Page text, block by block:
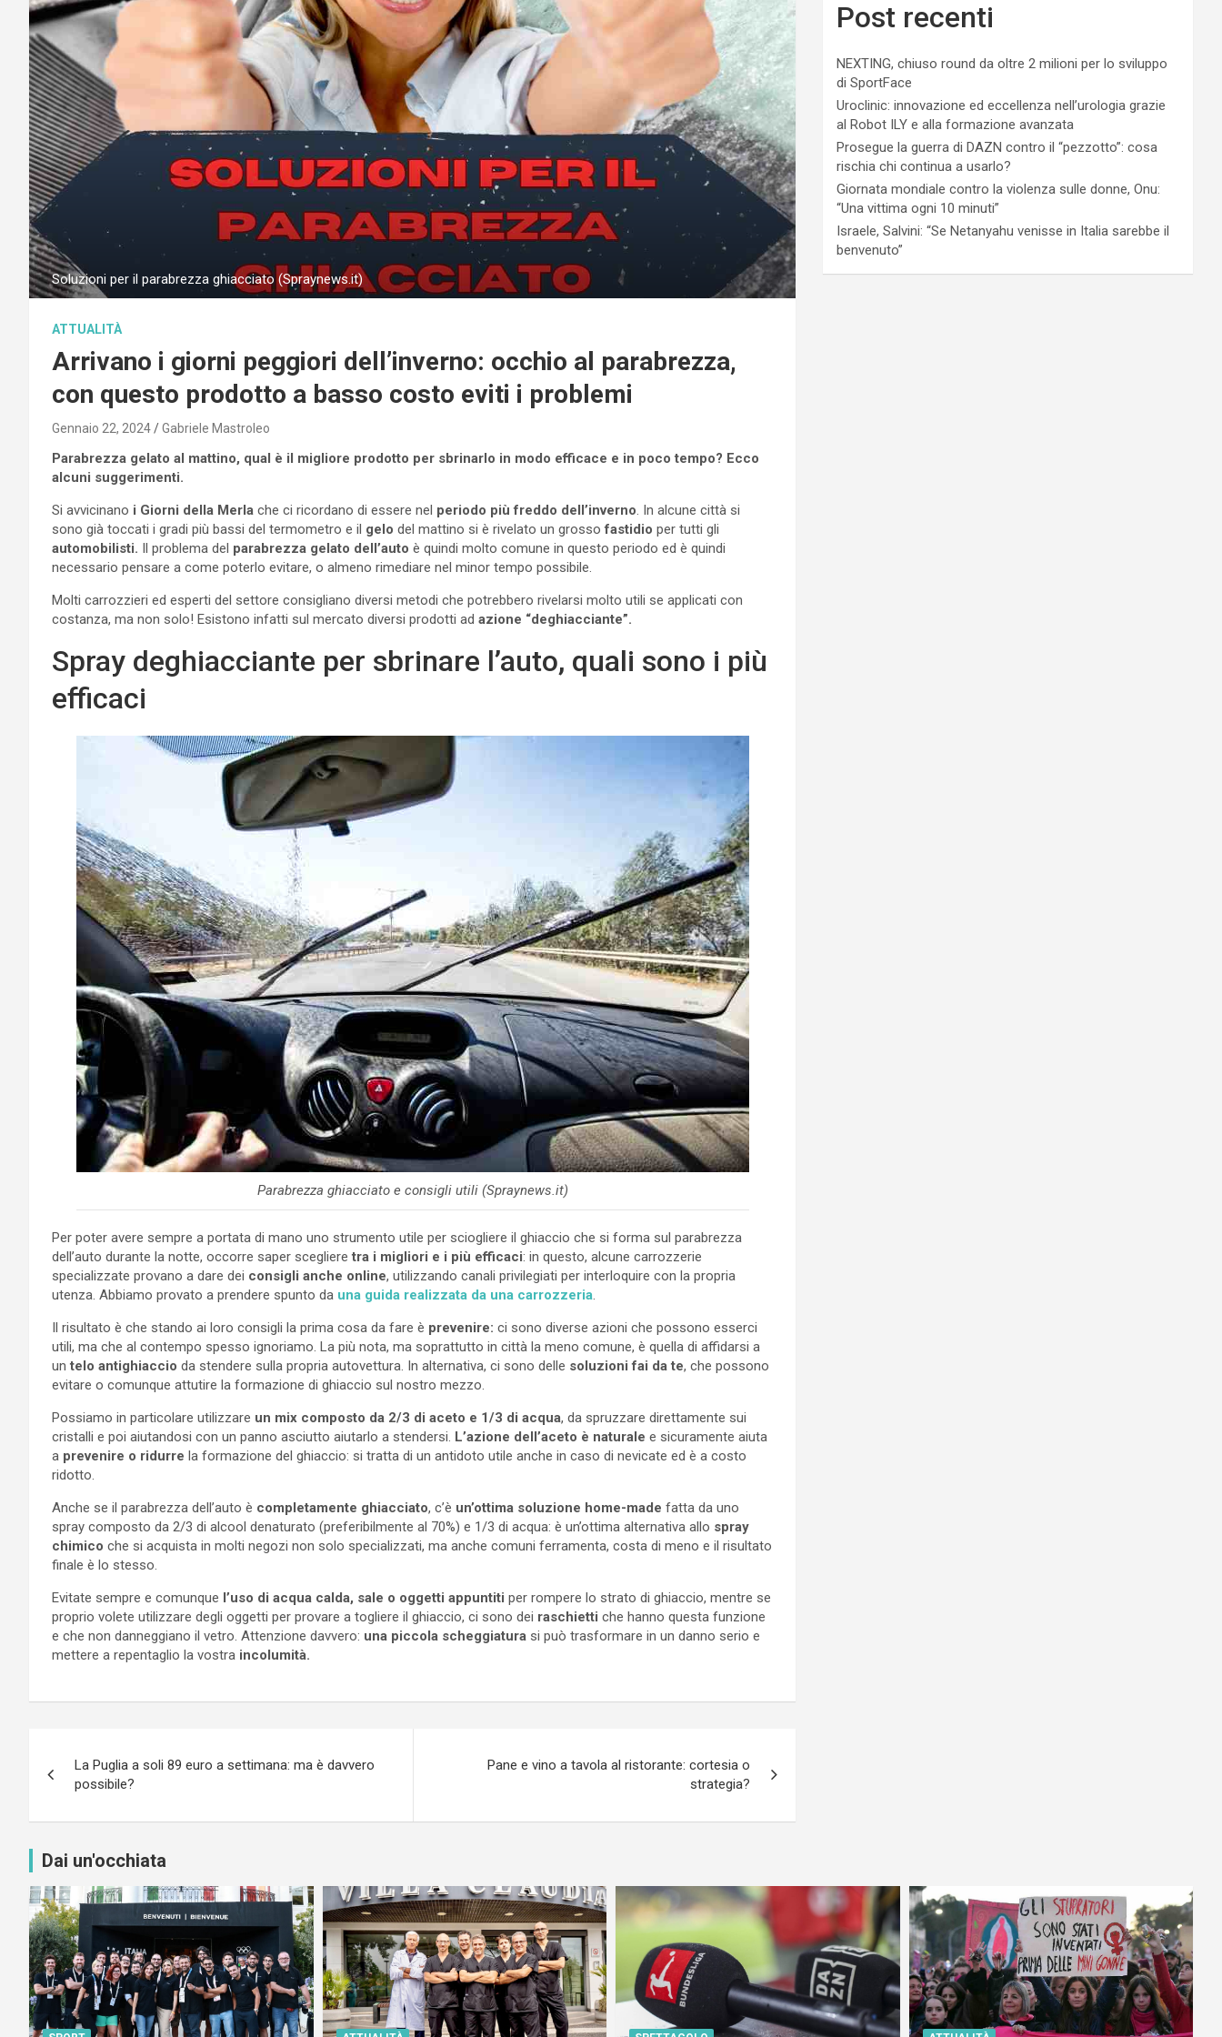
Soluzioni per il parabrezza ghiacciato (Spraynews.it)
ATTUALITÀ
Arrivano i giorni peggiori dell’inverno: occhio al parabrezza,
con questo prodotto a basso costo eviti i problemi
Gennaio 22, 2024 Gabriele Mastroleo
Parabrezza gelato al mattino, qual è il migliore prodotto per sbrinarlo in modo efficace e in poco tempo? Ecco
alcuni suggerimenti.
Si avvicinano i Giorni della Merla che ci ricordano di essere nel periodo più freddo dell’inverno . In alcune città si
sono già toccati i gradi più bassi del termometro e il gelo del mattino si è rivelato un grossofastidio per tutti gli
automobilisti. Il problema del parabrezza gelato dell’auto è quindi molto comune in questo periodo ed è quindi
necessario pensare a come poterlo evitare, o almeno rimediare nel minor tempo possibile.
Molti carrozzieri ed esperti del settore consigliano diversi metodi che potrebbero rivelarsi molto utili se applicati con
costanza, ma non solo! Esistono infatti sul mercato diversi prodotti ad azione “deghiacciante”.
Spray deghiacciante per sbrinare l’auto, quali sono i più
efficaci
Parabrezza ghiacciato e consigli utili (Spraynews.it)
Per poter avere sempre a portata di mano uno strumento utile per sciogliere il ghiaccio che si forma sul parabrezza
dell’auto durante la notte, occorre saper scegliere tra i migliori e i più efficaci: in questo, alcune carrozzerie
specializzate provano a dare dei consigli anche online, utilizzando canali privilegiati per interloquire con la propria
utenza. Abbiamo provato a prendere spunto da una guida realizzata da una carrozzeria
Il risultato è che stando ai loro consigli la prima cosa da fare è prevenire: ci sono diverse azioni che possono esserci
utili, ma che al contempo spesso ignoriamo. La più nota, ma soprattutto in città la meno comune, è quella di affidarsi a
untelo antighiaccio da stendere sulla propria autovettura. In alternativa, ci sono delle soluzioni fai da te, che possono
evitare o comunque attutire la formazione di ghiaccio sul nostro mezzo.
Possiamo in particolare utilizzare un mix composto da 2/3 di aceto e 1/3 di acqua, da spruzzare direttamente sui
cristalli e poi aiutandosi con un panno asciutto aiutarlo a stendersi. L’azione dell’aceto è naturale e sicuramente aiuta
a prevenire o ridurre la formazione del ghiaccio: si tratta di un antidoto utile anche in caso di nevicate ed è a costo
ridotto.
Anche se il parabrezza dell’auto è completamente ghiacciato, c’è un’ottima soluzione home-made fatta da uno
spray composto da 2/3 di alcool denaturato (preferibilmente al 70%) e 1/3 di acqua: è un’ottima alternativa allo spray
chimico che si acquista in molti negozi non solo specializzati, ma anche comuni ferramenta, costa di meno e il risultato
finale è lo stesso.
Evitate sempre e comunque l’uso di acqua calda, sale o oggetti appuntiti per rompere lo strato di ghiaccio, mentre se
proprio volete utilizzare degli oggetti per provare a togliere il ghiaccio, ci sono dei raschietti che hanno questa funzione
e che non danneggiano il vetro. Attenzione davvero: una piccola scheggiatura si può trasformare in un danno serio e
mettere a repentaglio la vostra incolumità.
articoli
La Puglia a soli 89 euro a settimana: ma è davvero
possibile?
Pane e vino a tavola al ristorante: cortesia o
strategia?
Post recenti
NEXTING, chiuso round da oltre 2 milioni per lo sviluppo
di SportFace
Uroclinic: innovazione ed eccellenza nell’urologia grazie
al Robot ILY e alla formazione avanzata
Prosegue la guerra di DAZN contro il “pezzotto”: cosa
rischia chi continua a usarlo?
Giornata mondiale contro la violenza sulle donne, Onu:
“Una vittima ogni 10 minuti”
Israele, Salvini: “Se Netanyahu venisse in Italia sarebbe il
benvenuto”
Dai un'occhiata